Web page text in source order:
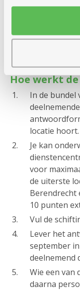
Hoe werkt
In de bundel
locatie hoort.
Je kan
voor
de uiterste
Berendrecht
10 punten
Vul de
Lever het
september
deelnemend
Wie een van
daarna